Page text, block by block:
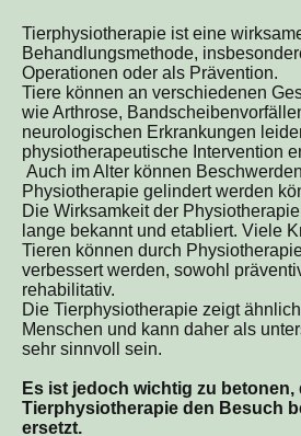
Tierphysiotherapie ist eine
Behandlungsmethode,
Operationen oder als Prävention.
Tiere können an verschiedenen
wie Arthrose,
neurologischen Erkrankungen
physiotherapeutische Intervention
Auch im Alter können
Physiotherapie gelindert werden
Die Wirksamkeit der
lange bekannt und etabliert. Viele
Tieren können durch
verbessert werden, sowohl
rehabilitativ.
Die Tierphysiotherapie zeigt
Menschen und kann daher als
sehr sinnvoll sein.
Es ist jedoch wichtig zu betonen,
Tierphysiotherapie den Besuch
ersetzt.